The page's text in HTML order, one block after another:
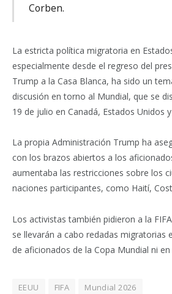
Corben.
La estricta política migratoria en
especialmente desde el regreso del
Trump a la Casa Blanca, ha sido un
discusión en torno al Mundial, que se
19 de julio en Canadá, Estados Unidos
La propia Administración Trump ha
con los brazos abiertos a los
aumentaba las restricciones sobre los
naciones participantes, como Haití,
Los activistas también pidieron a la
se llevarán a cabo redadas migratorias
de aficionados de la Copa Mundial ni
EEUU FIFA Mundial 2026